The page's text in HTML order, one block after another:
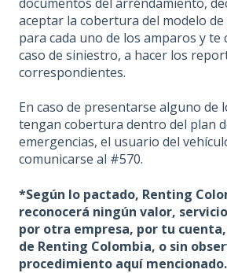
aceptar la cobertura del modelo
para cada uno de los amparos y te
caso de siniestro, a hacer los
correspondientes.
En caso de presentarse alguno de
tengan cobertura dentro del plan
emergencias, el usuario del
comunicarse al #570.
*Según lo pactado, Renting
reconocerá ningún valor,
por otra empresa, por tu
de Renting Colombia, o sin
procedimiento aquí mencionado.